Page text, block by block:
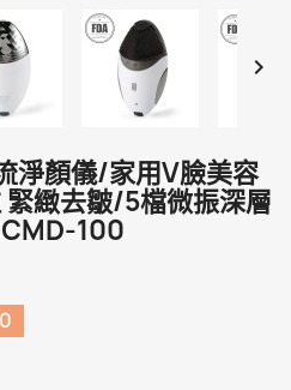

淨顏儀/家用V臉美容
緻去皺/5檔微振深層
100